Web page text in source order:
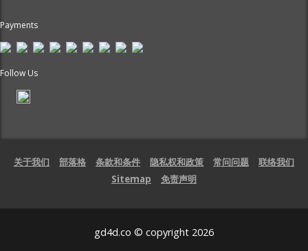
Payments
Follow Us
关于我们 部落格 条款和条件 隐私权和政策 常问问题
联络我们
Sitemap
免责声明
gd4d.co © copyright 2026